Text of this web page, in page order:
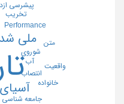
ملی
Performance
انتصاب
پیشرسی
جامعه شناسی
شوروی
آب
تخریب
خانواده
متن
واقعیت